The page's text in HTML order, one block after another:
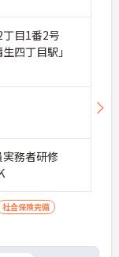
目1番2号
四丁目駅」
務者研修
社会保険完備